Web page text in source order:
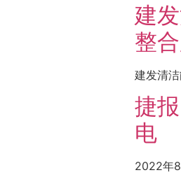
建
整
建发清
捷
电
2022年